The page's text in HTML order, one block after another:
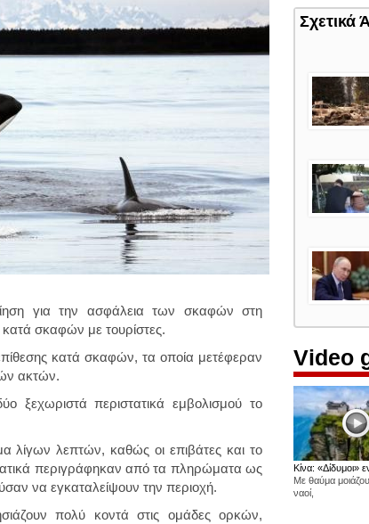
για την ασφάλεια των σκαφών στη
κατά σκαφών με τουρίστες.
κατά σκαφών, τα οποία μετέφεραν
ακτών.
ξεχωριστά περιστατικά εμβολισμού το
λίγων λεπτών, καθώς οι επιβάτες και το
περιγράφηκαν από τα πληρώματα ως
να εγκαταλείψουν την περιοχή.
πολύ κοντά στις ομάδες ορκών,
Σχετικά
Video
Κίνα: «Δίδυμοι»
Με θαύμα
ναοί,